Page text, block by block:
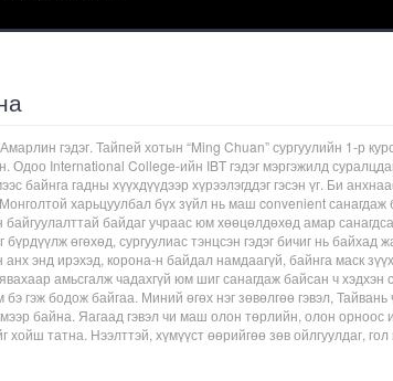
гэдэг. Тайпей хотын “Ming Chuan” сургуулийн 1-р
Одоо International College-ийн IBT гэдэг мэргэжилд
байнга гадны хүүхдүүдээр хүрээлэгддэг гэсэн үг. Би
харьцуулбал бүх зүйл нь маш convenient
байгуулалттай байдаг учраас юм хөөцөлдөхөд амар
бүрдүүлж өгөхөд, сургуулиас тэнцсэн гэдэг бичиг нь
энд ирэхэд, корона-н байдал намдаагүй, байнга маск
амьсгалж чадахгүй юм шиг санагдаж байсан ч
гэж бодож байгаа. Миний өгөх нэг зөвөлгөө гэвэл,
байна. Яагаад гэвэл чи маш олон төрлийн, олон
хойш татна. Нээлттэй, хүмүүст өөрийгөө зөв ойлгуулдаг,